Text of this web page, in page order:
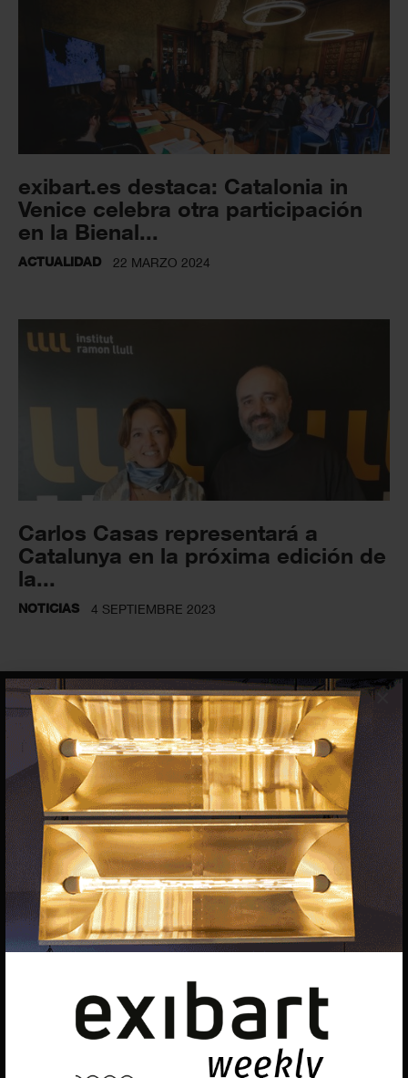
×
exibart.es destaca: Catalonia in
Venice celebra otra participación
en la Bienal...
ACTUALIDAD 22 MARZO 2024
Carlos Casas representará a
Catalunya en la próxima edición de
la...
NOTICIAS 4 SEPTIEMBRE 2023
EQUIPO
Dirección general
Uros Gorgone
Federico Pazzagli
Dirección exibart.es
Carolina Ciuti
Administración
Evelyn Parretti
Francesca Grismondi
Programación y diseño web
Giovanni Costante